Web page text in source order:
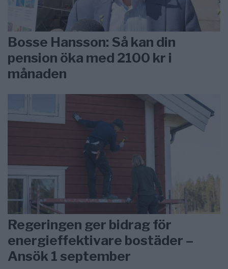
Bosse Hansson: Så kan din
pension öka med 2100 kr i
månaden
Regeringen ger bidrag för
energieffektivare bostäder –
Ansök 1 september